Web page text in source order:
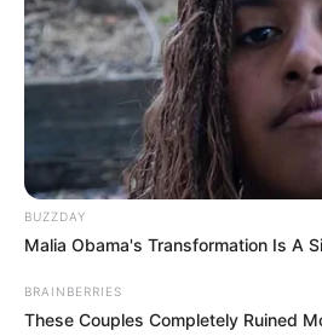
BUZZDAY
Malia Obama's Transformation Is A
BRAINBERRIES
These Couples Completely Ruined